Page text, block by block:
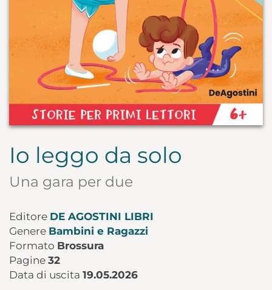
Io leggo da solo
Una gara per due
Editore DE AGOSTINI LIBRI
Genere Bambini e Ragazzi
Formato Brossura
Pagine 32
Data di uscita 19.05.2026